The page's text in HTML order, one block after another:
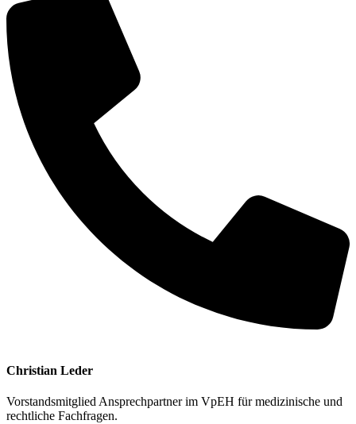
Christian Leder
VorstandsmitgliedAnsprechpartner im VpEH für medizinische und
rechtliche Fachfragen.